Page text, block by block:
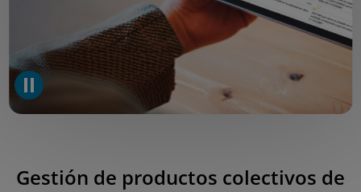
Gestión de productos colectivos de